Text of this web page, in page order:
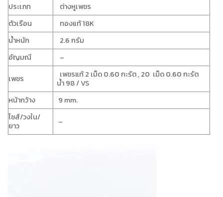
ประเภท
ต่างหูเพชร
ตัวเรือน
ทองแท้ 18K
น้ำหนัก
2.6 กรัม
อัญมณี
–
เพชร
เพชรแท้ 2 เม็ด 0.60 กะรัต , 20 เม็ด 0.60 กะรัต
น้ำ 98 / VS
หน้ากว้าง
9 mm.
ไซส์/วงใน/
ยาว
–